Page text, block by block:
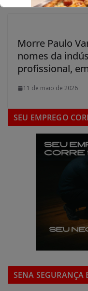
Morre Paulo
nomes da
profissional,
11 de maio de 2026
SEU EMPREGO
SENA SEGURANÇA